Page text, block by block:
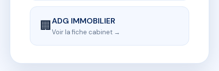
🏢ADG IMMOBILIER
Voir la fiche cabinet →